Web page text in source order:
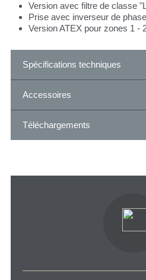
Version avec filtre de classe
Prise avec inverseur de phase
Version ATEX pour zones 1 -
Spécifications techniques
Accessoires
Téléchargements